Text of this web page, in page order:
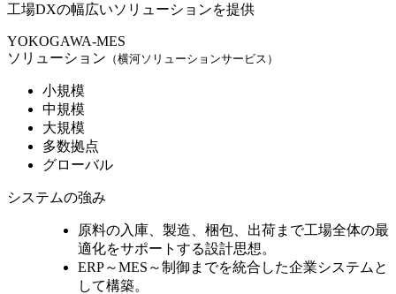
工場DXの幅広いソリューションを提供
YOKOGAWA-MES
ソリューション （横河ソリューションサービス）
小規模
中規模
大規模
多数拠点
グローバル
システムの強み
原料の入庫、製造、梱包、出荷まで工場全体の最
適化をサポート する設計思想。
ERP～MES～制御までを統合 した企業システムと
して構築。